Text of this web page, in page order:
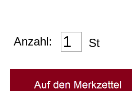
Impressum
Anzahl: St